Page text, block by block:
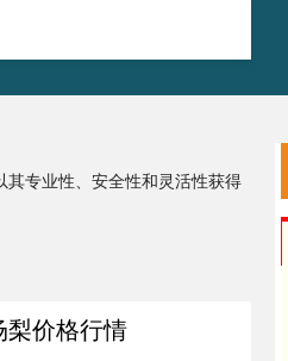
专业性、安全性和灵活性获得
价格行情